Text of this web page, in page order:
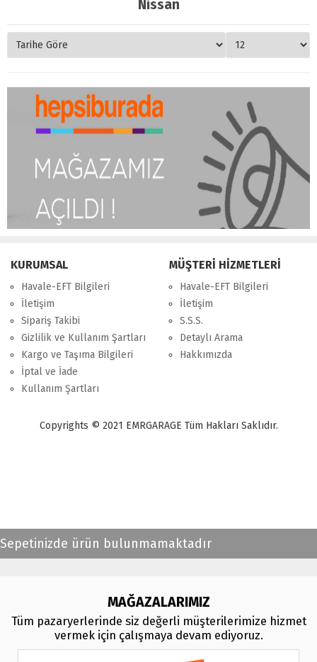
Nissan
KURUMSAL
Havale-EFT Bilgileri
İletişim
Sipariş Takibi
Gizlilik ve Kullanım Şartları
Kargo ve Taşıma Bilgileri
İptal ve İade
Kullanım Şartları
MÜŞTERİ HİZMETLERİ
Havale-EFT Bilgileri
İletişim
S.S.S.
Detaylı Arama
Hakkımızda
Copyrights © 2021 EMRGARAGE Tüm Hakları Saklıdır.
Sepetinizde ürün bulunmamaktadır
MAĞAZALARIMIZ
Tüm pazaryerlerinde siz değerli müşterilerimize hizmet
vermek için çalışmaya devam ediyoruz.